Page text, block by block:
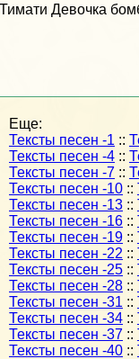
Тимати Дeвoчка
Еще:
Тексты песен -1 ::
Тексты песен -4 ::
Тексты песен -7 ::
Тексты песен -10 ::
Тексты песен -13 ::
Тексты песен -16 ::
Тексты песен -19 ::
Тексты песен -22 ::
Тексты песен -25 ::
Тексты песен -28 ::
Тексты песен -31 ::
Тексты песен -34 ::
Тексты песен -37 ::
Тексты песен -40 ::